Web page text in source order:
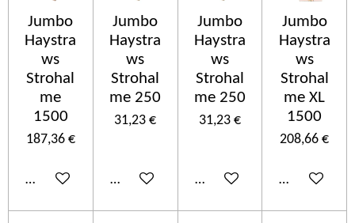
Jumbo
Haystra
ws
Strohal
me
1500
187,36 €
In den Warenkorb
Jumbo
Haystra
ws
Strohal
me 250
31,23 €
In den Warenkorb
Jumbo
Haystra
ws
Strohal
me 250
31,23 €
In den Warenkorb
Jumbo
Haystra
ws
Strohal
me XL
1500
208,66 €
In den